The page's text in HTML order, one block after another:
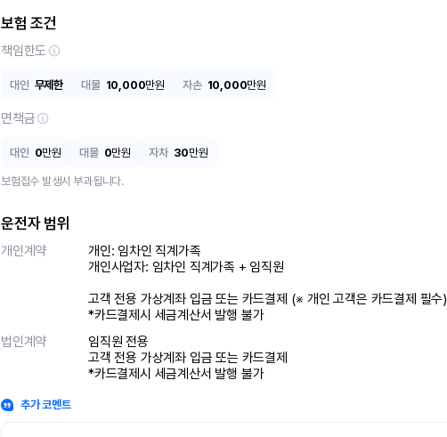
보험 조건
책임한도
대인 무제한 대물 10,000만원 자손 10,000만원
면책금
대인 0만원 대물 0만원 자차 30만원
보험접수 발생시 부과됩니다.
운전자 범위
개인계약
개인: 임차인 직계가족
개인사업자: 임차인 직계가족 + 임직원
고객 전용 가상계좌 입금 또는 카드결제 (※ 개인 고객은 카드결제 필수)
*카드결제시 세금계산서 발행 불가
법인계약
임직원 전용
고객 전용 가상계좌 입금 또는 카드결제
*카드결제시 세금계산서 발행 불가
추가 코멘트